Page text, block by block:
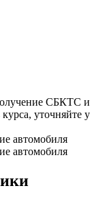
СБКТС и
уточняйте у